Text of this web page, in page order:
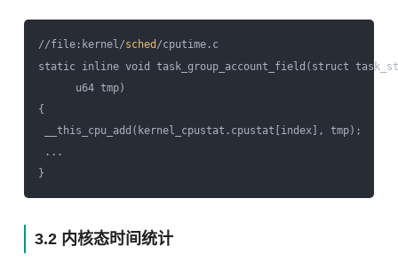
//file:kernel/sched /cputime.c
static inline void task_group_account_field(struct
u64 tmp)
{
__this_cpu_add(kernel_cpustat.cpustat[index], tmp);
...
3.2 内核态时间统计